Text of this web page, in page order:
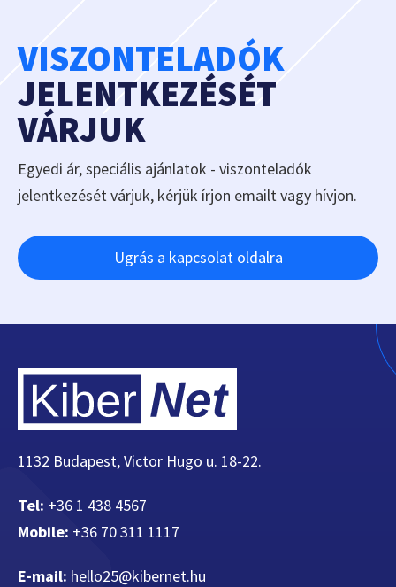
VISZONTELADÓK
JELENTKEZÉSÉT
VÁRJUK
Egyedi ár, speciális ajánlatok - viszonteladók
jelentkezését várjuk, kérjük írjon emailt vagy hívjon.
Ugrás a kapcsolat oldalra
1132 Budapest, Victor Hugo u. 18-22.
Tel: +36 1 438 4567
Mobile: +36 70 311 1117
E-mail: hello25@kibernet.hu